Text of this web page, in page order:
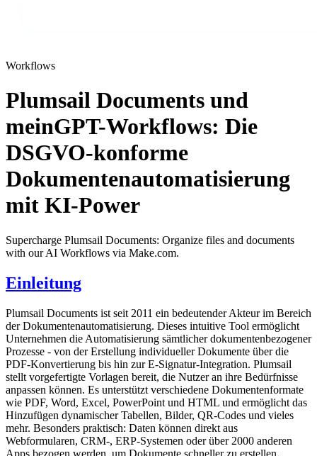
Workflows
Plumsail Documents und
meinGPT-Workflows: Die
DSGVO-konforme
Dokumentenautomatisierung
mit KI-Power
Supercharge Plumsail Documents: Organize files and documents
with our AI Workflows via Make.com.
Einleitung
Plumsail Documents ist seit 2011 ein bedeutender Akteur im Bereich
der Dokumentenautomatisierung. Dieses intuitive Tool ermöglicht
Unternehmen die Automatisierung sämtlicher dokumentenbezogener
Prozesse - von der Erstellung individueller Dokumente über die
PDF-Konvertierung bis hin zur E-Signatur-Integration. Plumsail
stellt vorgefertigte Vorlagen bereit, die Nutzer an ihre Bedürfnisse
anpassen können. Es unterstützt verschiedene Dokumentenformate
wie PDF, Word, Excel, PowerPoint und HTML und ermöglicht das
Hinzufügen dynamischer Tabellen, Bilder, QR-Codes und vieles
mehr. Besonders praktisch: Daten können direkt aus
Webformularen, CRM-, ERP-Systemen oder über 2000 anderen
Apps bezogen werden, um Dokumente schneller zu erstellen.